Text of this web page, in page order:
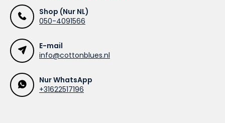
Shop (Nur NL)
050-4091566
E-mail
info@cottonblues.nl
Nur WhatsApp
+31622517196